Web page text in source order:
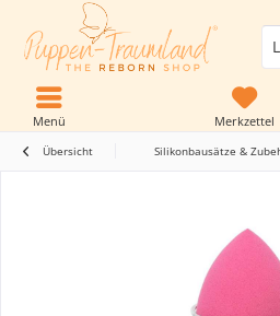
Merkzettel
Menü
Übersicht Silikonbausätze &